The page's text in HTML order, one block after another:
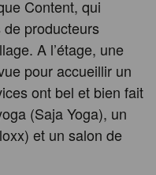
Content, qui
producteurs
A l’étage, une
pour accueillir un
ont bel et bien fait
(Saja Yoga), un
et un salon de